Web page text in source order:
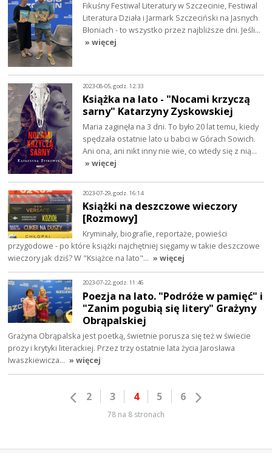
Fikuśny Festiwal Literatury w Szczecinie, Festiwal
Literatura Działa i Jarmark Szczeciński na Jasnych
Błoniach - to wszystko przez najbliższe dni. Jeśli…
» więcej
2023-08-05, godz. 12:33
Książka na lato - "Nocami krzyczą
sarny" Katarzyny Zyskowskiej
Maria zaginęła na 3 dni. To było 20 lat temu, kiedy
spędzała ostatnie lato u babci w Górach Sowich.
Ani ona, ani nikt inny nie wie, co wtedy się z nią…
» więcej
2023-07-29, godz. 16:14
Książki na deszczowe wieczory
[Rozmowy]
Kryminały, biografie, reportaże, powieści
przygodowe - po które książki najchętniej sięgamy w takie deszczowe
wieczory jak dziś? W "Książce na lato"… » więcej
2023-07-22, godz. 11:46
Poezja na lato. "Podróże w pamięć" i
"Zanim pogubią się litery" Grażyny
Obrąpalskiej
Grażyna Obrąpalska jest poetką, świetnie porusza się też w świecie
prozy i krytyki literackiej. Przez trzy ostatnie lata życia Jarosława
Iwaszkiewicza… » więcej
2 3 4 5 6
78 na 8 stronach